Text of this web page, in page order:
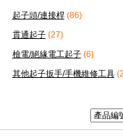
起子頭/連接桿 (86)
貫通起子 (27)
檢電/絕緣電工起子 (6)
其他起子扳手/手機維修工具